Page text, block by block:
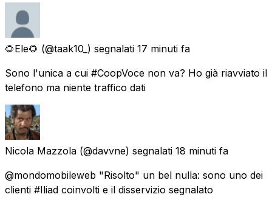
🌻Ele🌻 (@taak10_) segnalati 17 minuti fa
Sono l'unica a cui #CoopVoce non va? Ho già riavviato il
telefono ma niente traffico dati
Nicola Mazzola (@davvne) segnalati 18 minuti fa
@mondomobileweb "Risolto" un bel nulla: sono uno dei
clienti #Iliad coinvolti e il disservizio segnalato